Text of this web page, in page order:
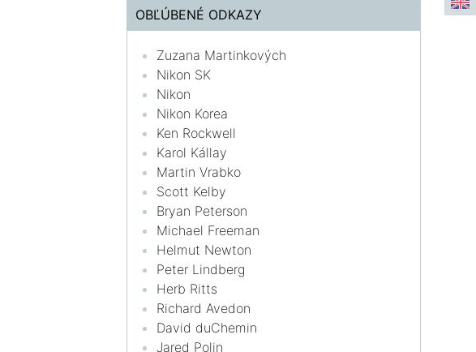
OBĽÚBENÉ ODKAZY
Zuzana Martinkových
Nikon SK
Nikon
Nikon Korea
Ken Rockwell
Karol Kállay
Martin Vrabko
Scott Kelby
Bryan Peterson
Michael Freeman
Helmut Newton
Peter Lindberg
Herb Ritts
Richard Avedon
David duChemin
Jared Polin